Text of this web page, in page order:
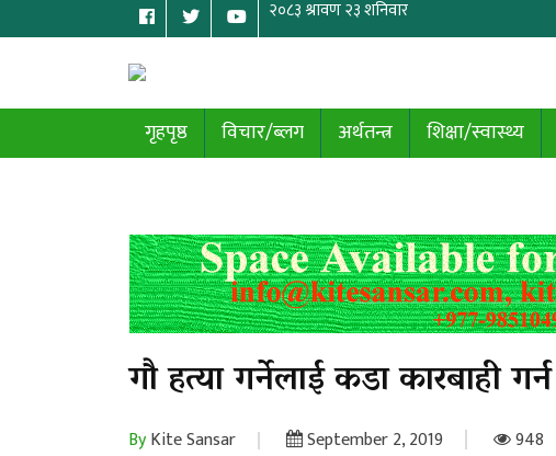
गृहपृष्ठ विचार/ब्लग अर्थतन्त्र शिक्षा/स्वास्थ्य
गौ हत्या गर्नेलाई कडा कारबाही
ByKite Sansar September 2, 2019 948